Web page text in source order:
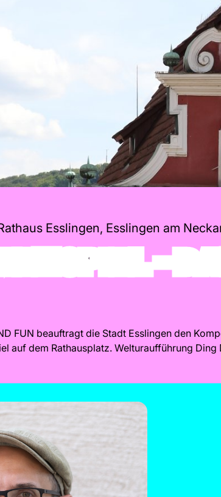
Esslingen, Esslingen am
–
FUN beauftragt die Stadt Esslingen den
auf dem Rathausplatz. Welturaufführung Ding